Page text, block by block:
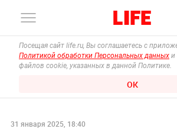
Посещая сайт life.ru, Вы соглашаетесь с
Политикой обработки Персональных данных и
файлов cookie, указанных в данной Политике.
ОК
31 января 2025, 18:40